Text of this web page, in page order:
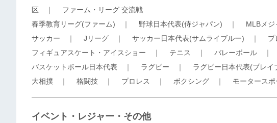
区 ｜ ファーム・リーグ 交流戦
春季教育リーグ(ファーム) ｜ 野球日本代表(侍ジャパン) ｜ MLBメ
サッカー ｜ Jリーグ ｜ サッカー日本代表(サムライブルー) ｜ プ
フィギュアスケート・アイスショー ｜ テニス ｜ バレーボール ｜
バスケットボール日本代表 ｜ ラグビー ｜ ラグビー日本代表(ブレイ
大相撲 ｜ 格闘技 ｜ プロレス ｜ ボクシング ｜ モータースポ
イベント・レジャー・その他